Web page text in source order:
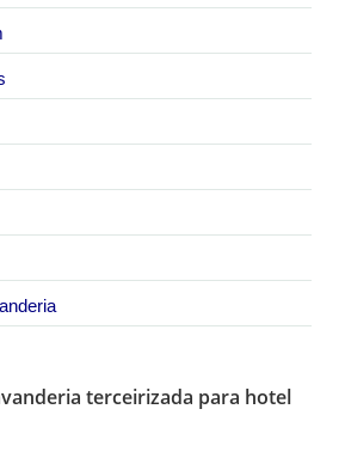
terceirizada para hotel